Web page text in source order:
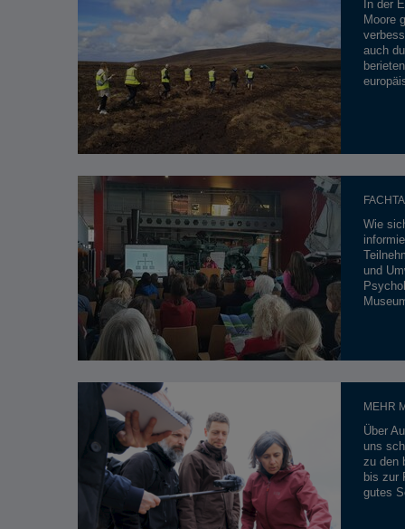
In der
Moore
auch
Wie
und
MEHR
Über
uns
zu den
bis zur
gutes